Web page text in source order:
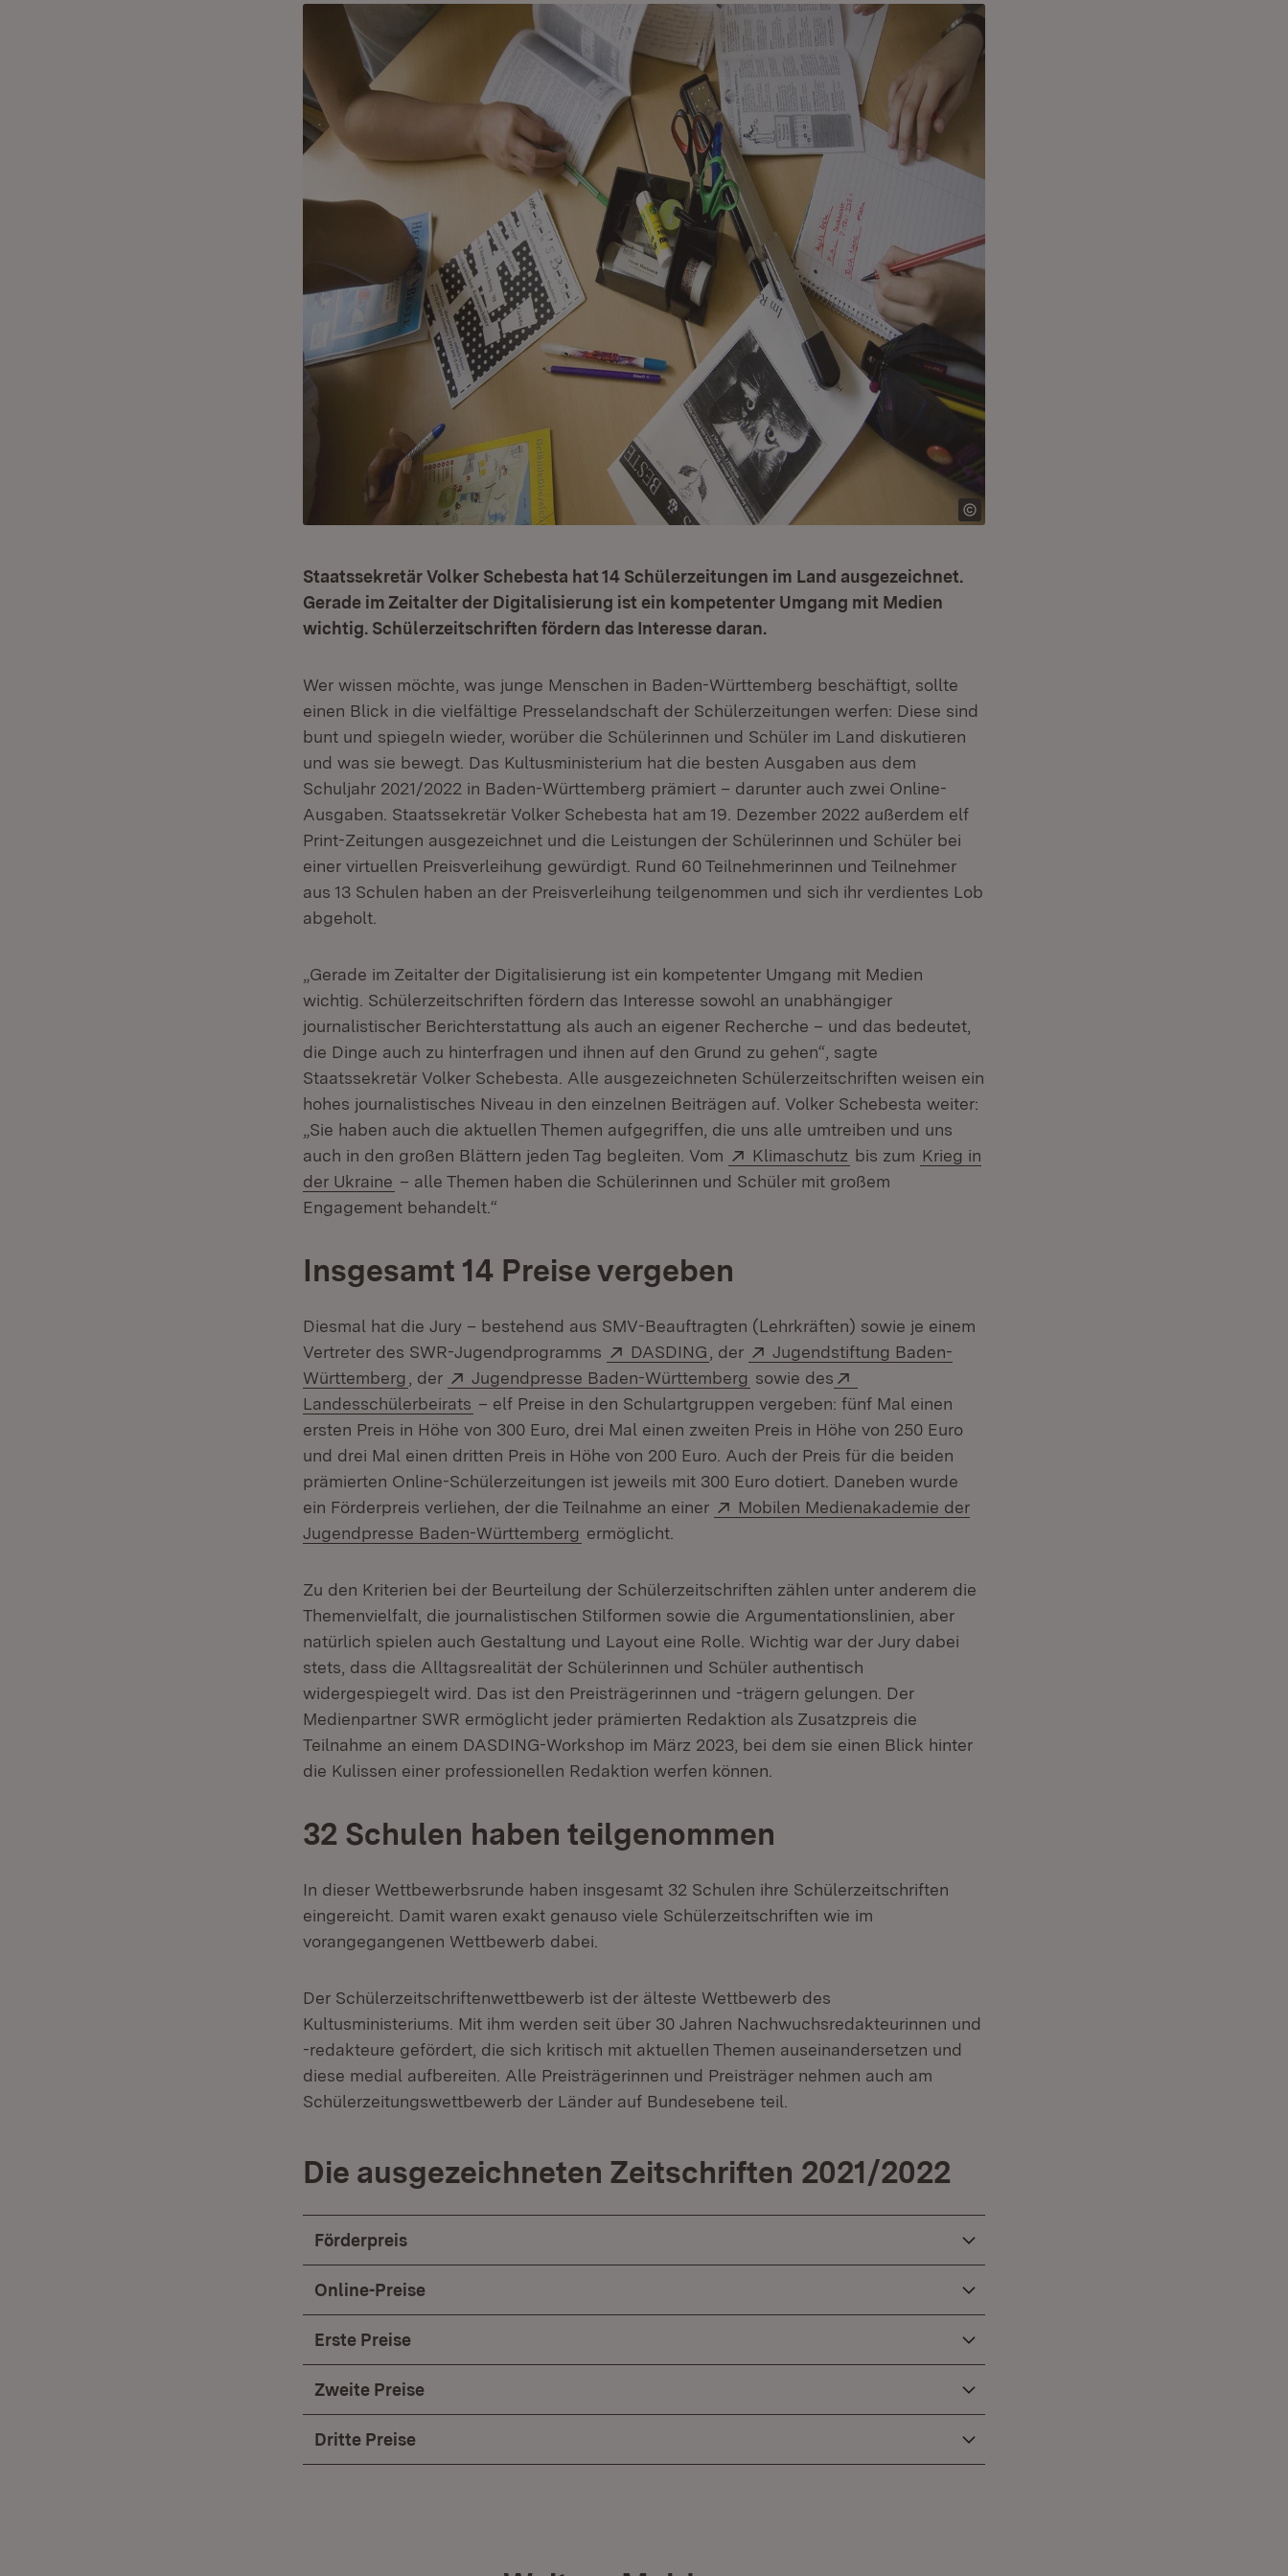
Staatssekretär Volker Schebesta hat 14 Schülerzeitungen im Land ausgezeichnet.
Gerade im Zeitalter der Digitalisierung ist ein kompetenter Umgang mit Medien
wichtig. Schülerzeitschriften fördern das Interesse daran.
Wer wissen möchte, was junge Menschen in Baden-Württemberg beschäftigt, sollte
einen Blick in die vielfältige Presselandschaft der Schülerzeitungen werfen: Diese sind
bunt und spiegeln wieder, worüber die Schülerinnen und Schüler im Land diskutieren
und was sie bewegt. Das Kultusministerium hat die besten Ausgaben aus dem
Schuljahr 2021/2022 in Baden-Württemberg prämiert – darunter auch zwei Online-
Ausgaben. Staatssekretär Volker Schebesta hat am 19. Dezember 2022 außerdem elf
Print-Zeitungen ausgezeichnet und die Leistungen der Schülerinnen und Schüler bei
einer virtuellen Preisverleihung gewürdigt. Rund 60 Teilnehmerinnen und Teilnehmer
aus 13 Schulen haben an der Preisverleihung teilgenommen und sich ihr verdientes Lob
abgeholt.
„Gerade im Zeitalter der Digitalisierung ist ein kompetenter Umgang mit Medien
wichtig. Schülerzeitschriften fördern das Interesse sowohl an unabhängiger
journalistischer Berichterstattung als auch an eigener Recherche – und das bedeutet,
die Dinge auch zu hinterfragen und ihnen auf den Grund zu gehen“, sagte
Staatssekretär Volker Schebesta. Alle ausgezeichneten Schülerzeitschriften weisen ein
hohes journalistisches Niveau in den einzelnen Beiträgen auf. Volker Schebesta weiter:
„Sie haben auch die aktuellen Themen aufgegriffen, die uns alle umtreiben und uns
auch in den großen Blättern jeden Tag begleiten. Vom
Extern:
Klimaschutz (Öffnet in neuem Fenster)
bis zum Krieg in
der Ukraine – alle Themen haben die Schülerinnen und Schüler mit großem
Engagement behandelt.“
Insgesamt 14 Preise vergeben
Diesmal hat die Jury – bestehend aus SMV-Beauftragten (Lehrkräften) sowie je einem
Vertreter des SWR-Jugendprogramms
Extern:
DASDING (Öffnet in neuem Fenster)
, der Extern:
Jugendstiftung Baden-
Württemberg (Öffnet in neuem Fenster)
, der Extern:
Jugendpresse Baden-Württemberg (Öffnet in neuem Fenster)
sowie des
Landesschülerbeirats (Öffnet in neuem Fenster)
– elf Preise in den Schulartgruppen vergeben: fünf Mal einen
ersten Preis in Höhe von 300 Euro, drei Mal einen zweiten Preis in Höhe von 250 Euro
und drei Mal einen dritten Preis in Höhe von 200 Euro. Auch der Preis für die beiden
prämierten Online-Schülerzeitungen ist jeweils mit 300 Euro dotiert. Daneben wurde
ein Förderpreis verliehen, der die Teilnahme an einer
Extern:
Mobilen Medienakademie der
Jugendpresse Baden-Württemberg (Öffnet in neuem Fenster)
ermöglicht.
Zu den Kriterien bei der Beurteilung der Schülerzeitschriften zählen unter anderem die
Themenvielfalt, die journalistischen Stilformen sowie die Argumentationslinien, aber
natürlich spielen auch Gestaltung und Layout eine Rolle. Wichtig war der Jury dabei
stets, dass die Alltagsrealität der Schülerinnen und Schüler authentisch
widergespiegelt wird. Das ist den Preisträgerinnen und -trägern gelungen. Der
Medienpartner SWR ermöglicht jeder prämierten Redaktion als Zusatzpreis die
Teilnahme an einem DASDING-Workshop im März 2023, bei dem sie einen Blick hinter
die Kulissen einer professionellen Redaktion werfen können.
32 Schulen haben teilgenommen
In dieser Wettbewerbsrunde haben insgesamt 32 Schulen ihre Schülerzeitschriften
eingereicht. Damit waren exakt genauso viele Schülerzeitschriften wie im
vorangegangenen Wettbewerb dabei.
Der Schülerzeitschriftenwettbewerb ist der älteste Wettbewerb des
Kultusministeriums. Mit ihm werden seit über 30 Jahren Nachwuchsredakteurinnen und
-redakteure gefördert, die sich kritisch mit aktuellen Themen auseinandersetzen und
diese medial aufbereiten. Alle Preisträgerinnen und Preisträger nehmen auch am
Schülerzeitungswettbewerb der Länder auf Bundesebene teil.
Die ausgezeichneten Zeitschriften 2021/2022
Förderpreis
Online-Preise
Erste Preise
Zweite Preise
Dritte Preise